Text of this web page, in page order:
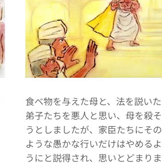
食べ物を与えた母と、法を説いた
弟子たちを悪人と思い、母を殺そ
うとしましたが、家臣たちにその
ような愚かな行いだけはやめるよ
うにと説得され、思いとどまりま